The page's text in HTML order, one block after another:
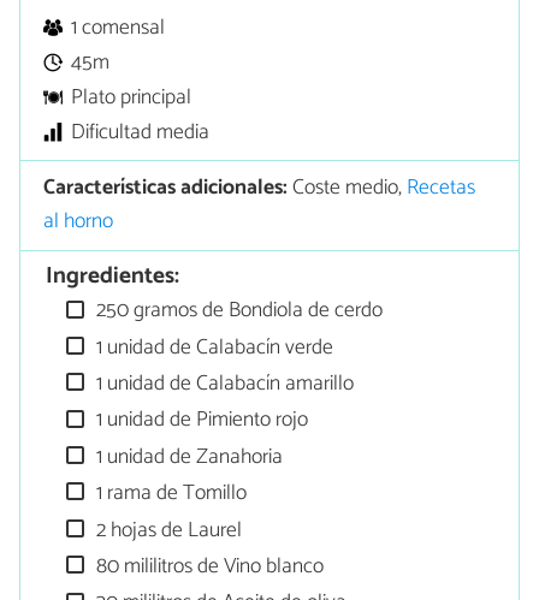
1 comensal
45m
Plato principal
Dificultad media
Características adicionales:Coste medio,Recetas
al horno
Ingredientes:
250 gramos de Bondiola de cerdo
1 unidad de Calabacín verde
1 unidad de Calabacín amarillo
1 unidad de Pimiento rojo
1 unidad de Zanahoria
1 rama de Tomillo
2 hojas de Laurel
80 mililitros de Vino blanco